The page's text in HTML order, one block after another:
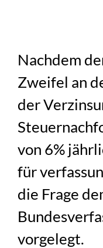
Nachdem
Zweifel an
der
von 6%
für
die Frage
vorgelegt.